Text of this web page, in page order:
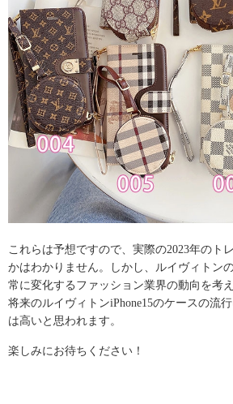
これらは予想ですので、実際の2023年のト
かはわかりません。しかし、ルイヴィトン
常に変化するファッション業界の動向を考
将来のルイヴィトンiPhone15のケースの流
は高いと思われます。
楽しみにお待ちください！